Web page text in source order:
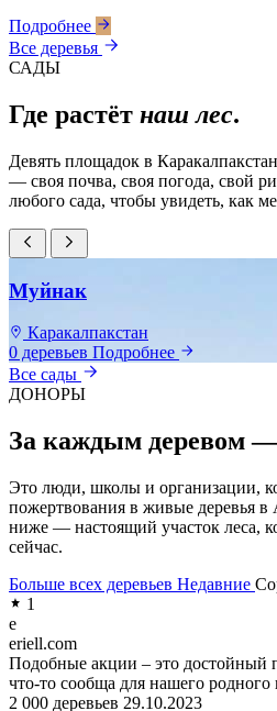
Подробнее
Все деревья
САДЫ
Где растёт наш лес.
Девять площадок в
— своя почва, своя погода, свой
любого сада, чтобы увидеть, как
Муйнак
Каракалпакстан
0 деревьев Подробнее
Все сады
ДОНОРЫ
За каждым деревом
Это люди, школы и организации,
пожертвования в живые деревья в
ниже — настоящий участок леса,
сейчас.
Больше всех деревьев Недавние
1
e
eriell.com
Подобные акции – это достойный
что-то сообща для нашего родного
2 000 деревьев 29.10.2023